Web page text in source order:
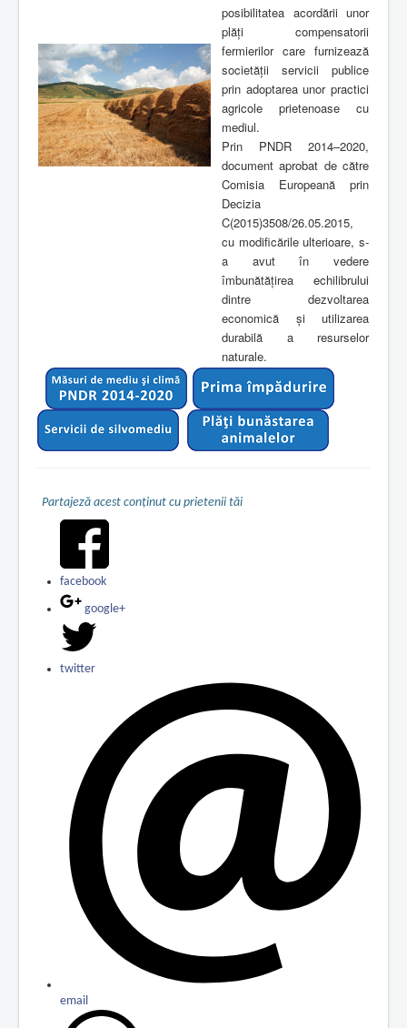
posibilitatea acordării unor
plăți compensatorii
fermierilor care furnizează
societății servicii publice
prin adoptarea unor practici
agricole prietenoase cu
mediul.
Prin PNDR 2014–2020,
document aprobat de către
Comisia Europeană prin
Decizia
C(2015)3508/26.05.2015,
cu modificările ulterioare, s-
a avut în vedere
îmbunătăţirea echilibrului
dintre dezvoltarea
economică și utilizarea
durabilă a resurselor
naturale.
Partajeză acest conținut cu prietenii tăi
facebook
google+
twitter
email